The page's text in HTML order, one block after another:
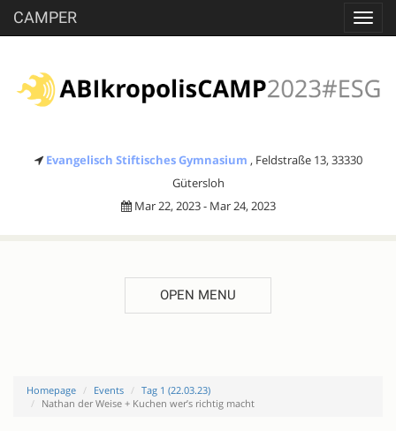
CAMPER
Evangelisch Stiftisches Gymnasium , Feldstraße 13, 33330
Gütersloh
Mar 22, 2023 - Mar 24, 2023
OPEN MENU
Homepage Events
Tag 1 (22.03.23)
Nathan der Weise + Kuchen wer’s richtig macht